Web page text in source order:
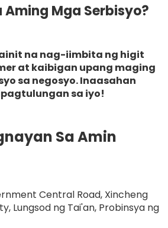
Mga Serbisyo?
na nag-iimbita ng higit
at kaibigan upang maging
sa negosyo. Inaasahan
sa iyo!
Sa Amin
Central Road, Xincheng
Lungsod ng Tai'an, Probinsya ng